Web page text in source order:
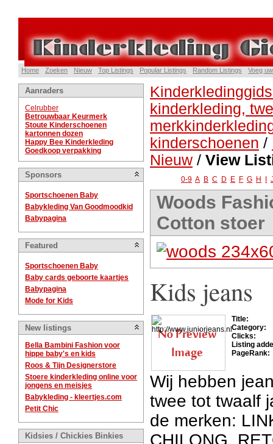
Home Zoeken Nieuw Top Listings Popular Listings Random Listings Voeg
Aanraders
Celrubber
Betrouwbaar Keurmerk
Stoute Kinderschoenen
kartonnen dozen
Happy Bee Kinderkleding
Goedkoop verpakking
Sponsors
Sportschoenen Baby
Babykleding Van Goodmoodkid
Babypagina
Featured
Sportschoenen Baby
Baby cards geboorte kaartjes
Babypagina
Mode for Kids
New listings
Bella Bambini Fashion voor
hippe baby's en kids
Roos & Tijn Designerstore
Stoere kinderkleding online voor
jongens en meisjes
Babykleding - kleertjes.com
Petit Chic
Kidsies / Chickies Binkies
kinderkleding,
kinderschoenen /
Nieuw / View
0-9 A B C D E F G H
Woods
Cotton stoer
Kids jeans
Title:
Category:
Clicks:
Listing
PageRank:
Wij hebben
twee tot twaalf
de merken:
CHILONG,